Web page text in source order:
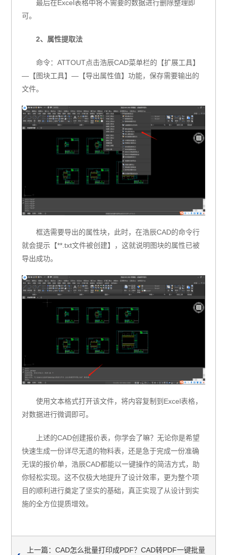
最后在Excel表格中将不需要的数据进行删除整理即
可。
2、属性提取法
命令：ATTOUT点击浩辰CAD菜单栏的【扩展工具】
—【图块工具】—【导出属性值】功能，保存需要输出的
文件。
框选需要导出的属性块，此时，在浩辰CAD的命令行
就会提示【**.txt文件被创建】，这就说明图块的属性已被
导出成功。
使用文本格式打开该文件，将内容复制到Excel表格，
对数据进行微调即可。
上述的CAD创建报价表，你学会了嘛？无论你是希望
快速生成一份详尽无遗的物料表，还是急于完成一份准确
无误的报价单，浩辰CAD都能以一键操作的简洁方式，助
你轻松实现。这不仅极大地提升了设计效率，更为整个项
目的顺利进行奠定了坚实的基础，真正实现了从设计到实
施的全方位提质增效。
上一篇：CAD怎么批量打印成PDF？CAD转PDF一键批量